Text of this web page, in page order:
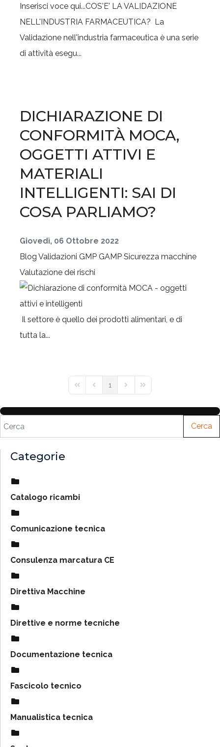
Inserisci voce qui...COS'E' LA VALIDAZIONE
NELL'INDUSTRIA FARMACEUTICA? La
Validazione nell'industria farmaceutica è una serie
di attività esegu...
DICHIARAZIONE DI
CONFORMITÀ MOCA,
OGGETTI ATTIVI E
MATERIALI
INTELLIGENTI: SAI DI
COSA PARLIAMO?
Giovedì, 06 Ottobre 2022
Blog Validazioni GMP GAMP Sicurezza macchine
Valutazione dei rischi
Il settore è quello dei prodotti alimentari, e di
tutta la...
1
Cerca
Categorie
Catalogo ricambi
Comunicazione tecnica
Consulenza marcatura CE
Direttiva Macchine
Direttive e norme tecniche
Documentazione tecnica
Fascicolo tecnico
Manualistica tecnica